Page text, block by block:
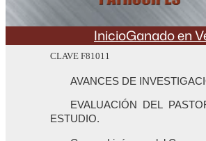
InicioGanado en
CLAVE F81011
AVANCES DE
EVALUACIÓN DEL
ESTUDIO.